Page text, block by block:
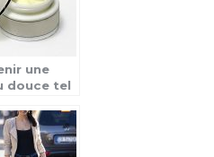
une
douce tel